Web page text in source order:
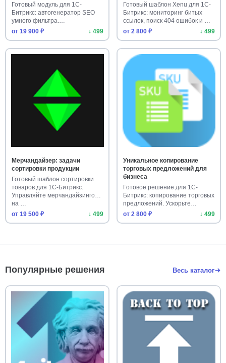
Готовый модуль для 1С-
Битрикс: автогенератор SEO
умного фильтра.
Автоматически с…
от 19 900 ₽ ↓ 499
Готовый шаблон Xenu для 1С-
Битрикс: мониторинг битых
ссылок, поиск 404 ошибок и …
от 2 800 ₽
↓ 499
Мерчандайзер: задачи
сортировки продукции
Готовый шаблон сортировки
товаров для 1С-Битрикс.
Управляйте мерчандайзингом
на …
от 19 500 ₽
↓ 499
Уникальное копирование
торговых предложений для
бизнеса
Готовое решение для 1С-
Битрикс: копирование торговых
предложений. Ускорьте
напол…
от 2 800 ₽ ↓ 499
Популярные решения Весь каталог